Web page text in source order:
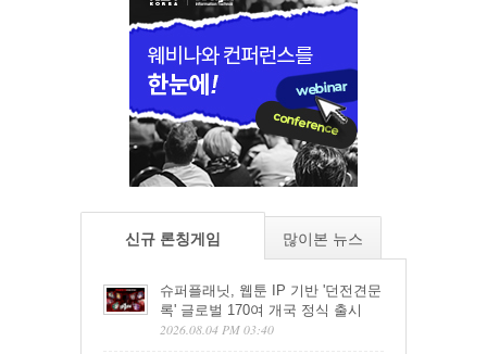
신규 론칭게임 많이본 뉴스
슈퍼플래닛, 웹툰 IP 기반 '던전견문
록' 글로벌 170여 개국 정식 출시
2026.08.04 PM 03:40